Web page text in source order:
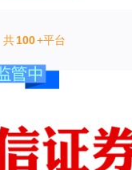
共100+平台